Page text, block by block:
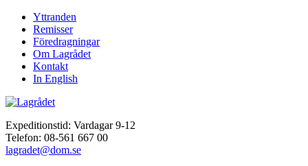
Yttranden
Remisser
Föredragningar
Om Lagrådet
Kontakt
In English
Expeditionstid: Vardagar 9-12
Telefon: 08-561 667 00
lagradet@dom.se